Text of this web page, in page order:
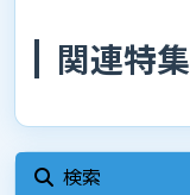
関連特集
検索